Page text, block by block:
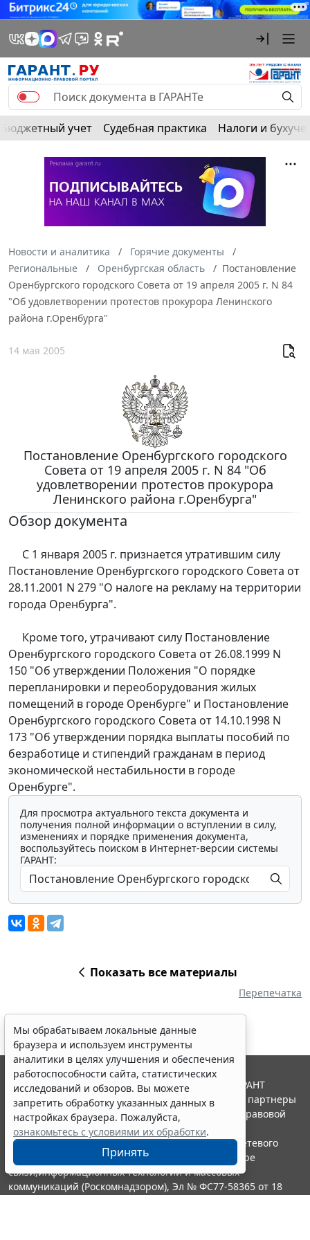
Бюджетный учет Судебная практика Налоги и
Новости и аналитика
Горячие документы
Региональные
Оренбургская область
Постановление
Оренбургского городского Совета от 19 апреля 2005 г. N 84
"Об удовлетворении протестов прокурора Ленинского
района г.Оренбурга"
14 мая 2005
Постановление Оренбургского городского
Совета от 19 апреля 2005 г. N 84 "Об
удовлетворении протестов прокурора
Ленинского района г.Оренбурга"
Обзор документа
C 1 января 2005 г. признается утратившим силу
Постановление Оренбургского городского Совета от
28.11.2001 N 279 "О налоге на рекламу на территории
города Оренбурга".
Кроме того, утрачивают силу Постановление
Оренбургского городского Совета от 26.08.1999 N
150 "Об утверждении Положения "О порядке
перепланировки и переоборудования жилых
помещений в городе Оренбурге" и Постановление
Оренбургского городского Совета от 14.10.1998 N
173 "Об утверждении порядка выплаты пособий по
безработице и стипендий гражданам в период
экономической нестабильности в городе
Оренбурге".
Для просмотра актуального текста документа и
получения полной информации о вступлении в силу,
изменениях и порядке применения документа,
воспользуйтесь поиском в Интернет-версии системы
ГАРАНТ:
Показать все материалы
Перепечатка
Мы обрабатываем локальные данные
браузера и используем инструменты
аналитики в целях улучшения и обеспечения
работоспособности сайта, статистических
исследований и обзоров. Вы можете
запретить обработку указанных данных в
настройках браузера. Пожалуйста,
ознакомьтесь с условиями их обработки.
Принять
© ООО "НПП "ГАРАНТ-СЕРВИС", 2026. Система ГАРАНТ
выпускается с 1990 года. Компания "Гарант" и ее партнеры
являются участниками Российской ассоциации правовой
информации ГАРАНТ.
Портал ГАРАНТ.РУ зарегистрирован в качестве сетевого
издания Федеральной службой по надзору в сфере
связи,информационных технологий и массовых
коммуникаций (Роскомнадзором), Эл № ФС77-58365 от 18